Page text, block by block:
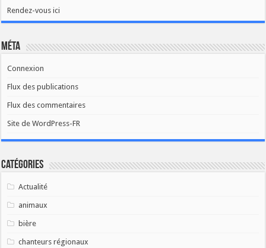
Rendez-vous ici
Méta
Connexion
Flux des publications
Flux des commentaires
Site de WordPress-FR
Catégories
Actualité
animaux
bière
chanteurs régionaux